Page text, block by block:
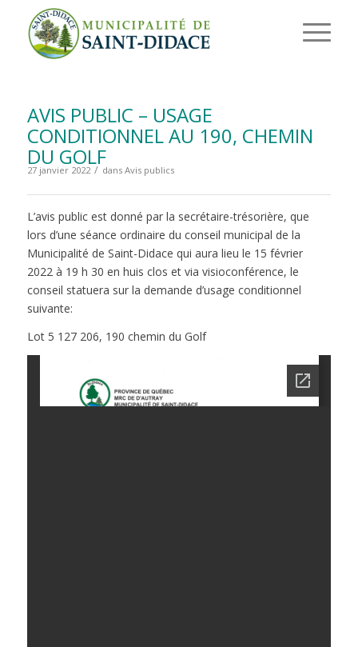
AVIS PUBLIC – USAGE
CONDITIONNEL AU 190, CHEMIN
DU GOLF
27 janvier 2022 / dans Avis publics
L’avis public est donné par la secrétaire-trésorière, que
lors d’une séance ordinaire du conseil municipal de la
Municipalité de Saint-Didace qui aura lieu le 15 février
2022 à 19 h 30 en huis clos et via visioconférence, le
conseil statuera sur la demande d’usage conditionnel
suivante:
Lot 5 127 206, 190 chemin du Golf